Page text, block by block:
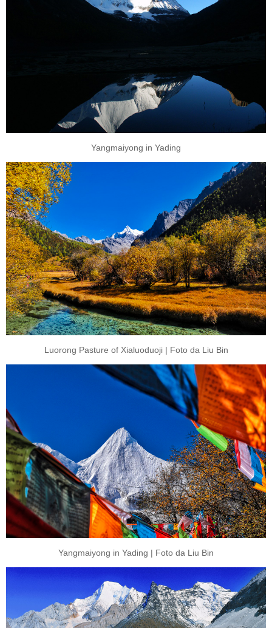
Yangmaiyong in Yading
Luorong Pasture of Xialuoduoji | Foto da Liu Bin
Yangmaiyong in Yading | Foto da Liu Bin